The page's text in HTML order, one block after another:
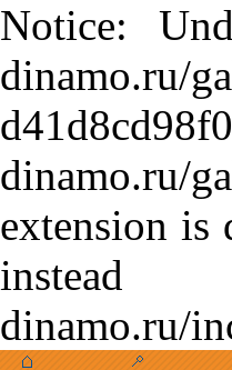
Notice:
dinamo.ru/
extension is
dinamo.ru/